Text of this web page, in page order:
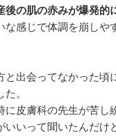
後の肌の赤みが爆発的
な感じで体調を崩しや
と出会ってなかった
た。
に皮膚科の先生が苦し
いいって聞いたんだけ